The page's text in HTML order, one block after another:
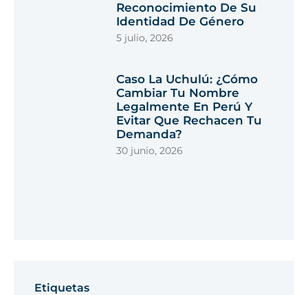
Reconocimiento De Su
Identidad De Género
5 julio, 2026
Caso La Uchulú: ¿cómo
Cambiar Tu Nombre
Legalmente En Perú Y
Evitar Que Rechacen Tu
Demanda?
30 junio, 2026
Etiquetas